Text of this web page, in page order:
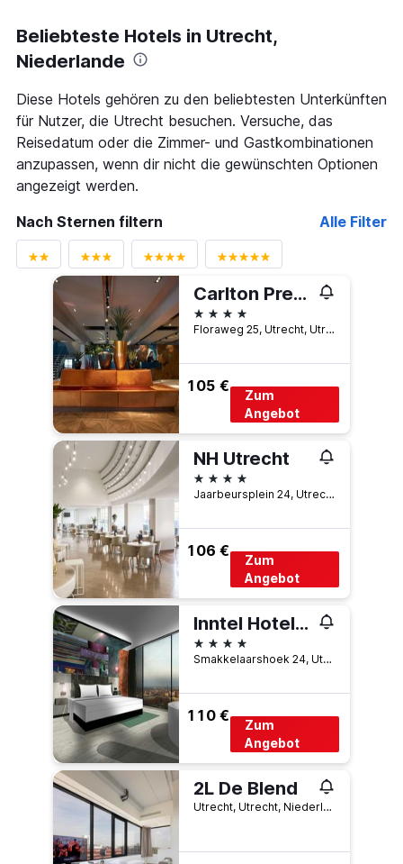
Beliebteste Hotels in Utrecht,
Niederlande
Diese Hotels gehören zu den beliebtesten Unterkünften
für Nutzer, die Utrecht besuchen. Versuche, das
Reisedatum oder die Zimmer- und Gastkombinationen
anzupassen, wenn dir nicht die gewünschten Optionen
angezeigt werden.
Nach Sternen filtern
Alle Filter
Carlton President
4 Sterne
Floraweg 25, Utrecht, Utrecht, Niederlande
105 €
Zum
Angebot
NH Utrecht
4 Sterne
Jaarbeursplein 24, Utrecht, Utrecht, Niederlande
106 €
Zum
Angebot
Inntel Hotels Utrecht Centre
4 Sterne
Smakkelaarshoek 24, Utrecht, Utrecht, Niederlande
110 €
Zum
Angebot
2L De Blend
Utrecht, Utrecht, Niederlande